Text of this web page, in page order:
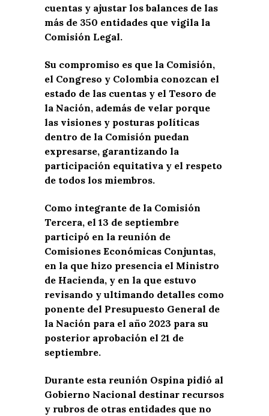
cuentas y ajustar los balances de las
más de 350 entidades que vigila la
Comisión Legal.
Su compromiso es que la Comisión,
el Congreso y Colombia conozcan el
estado de las cuentas y el Tesoro de
la Nación, además de velar porque
las visiones y posturas políticas
dentro de la Comisión puedan
expresarse, garantizando la
participación equitativa y el respeto
de todos los miembros.
Como integrante de la Comisión
Tercera, el 13 de septiembre
participó en la reunión de
Comisiones Económicas Conjuntas,
en la que hizo presencia el Ministro
de Hacienda, y en la que estuvo
revisando y ultimando detalles como
ponente del Presupuesto General de
la Nación para el año 2023 para su
posterior aprobación el 21 de
septiembre.
Durante esta reunión Ospina pidió al
Gobierno Nacional destinar recursos
y rubros de otras entidades que no